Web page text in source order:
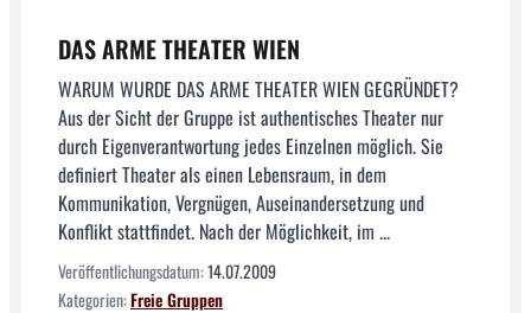
DAS ARME THEATER WIEN
WARUM WURDE DAS ARME THEATER WIEN GEGRÜNDET?
Aus der Sicht der Gruppe ist authentisches Theater nur
durch Eigenverantwortung jedes Einzelnen möglich. Sie
definiert Theater als einen Lebensraum, in dem
Kommunikation, Vergnügen, Auseinandersetzung und
Konflikt stattfindet. Nach der Möglichkeit, im ...
Veröffentlichungsdatum:14.07.2009
Kategorien:Freie Gruppen